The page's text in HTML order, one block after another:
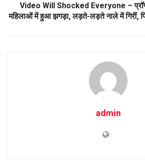
Video Will Shocked Everyone –
महिलाओं में हुआ झगड़ा, लड़ते-लड़ते नाले में गिरीं,
admin